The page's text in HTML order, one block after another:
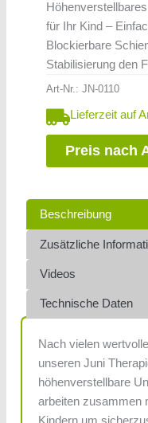
für Ihr Kind –
Blockierbare
Stabilisierung den
Art-Nr.: JN-0110
Lieferzeit auf
Preis nach
Beschreibung
Zusätzliche
Videos
Technische Daten
Nach vielen
unseren Juni
höhenverstellbare
arbeiten zusammen